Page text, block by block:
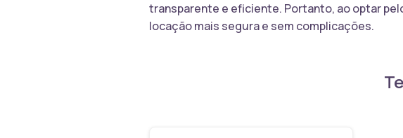
transparente e eficiente. Portanto, ao optar
locação mais segura e sem complicações.